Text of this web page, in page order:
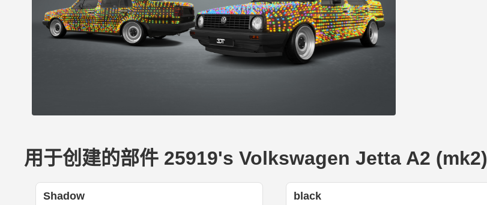
用于创建的部件 25919's Volkswagen Jetta A2 (mk2)
Shadow black